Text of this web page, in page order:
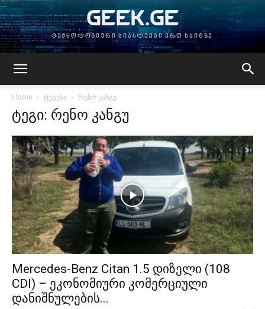
GEEK.GE
ტექნოლოგიური სიახლეები ერთ საიტზე
Home ტეგები რენო კანგუ
ტეგი: რენო კანგუ
Mercedes-Benz Citan 1.5 დიზელი (108
CDI) – ეკონომიური კომერციული
დანიშნულების...